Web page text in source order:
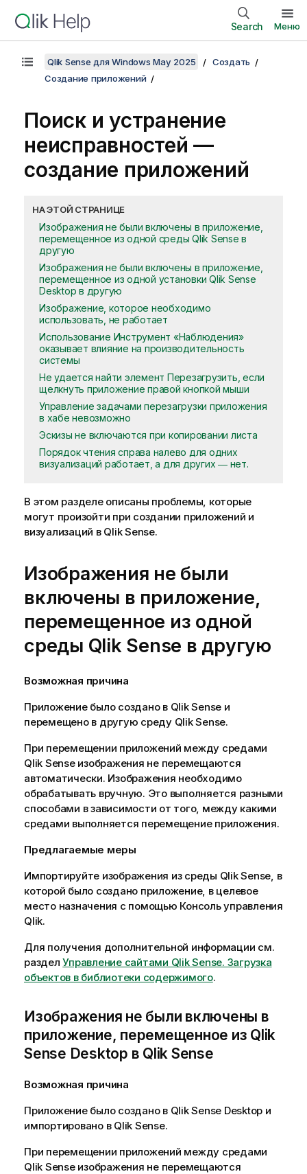
Search Меню
Qlik Sense для Windows May 2025
Создать
Создание приложений
Поиск и устранение
неисправностей —
создание приложений
НА ЭТОЙ СТРАНИЦЕ
Изображения не были включены в приложение,
перемещенное из одной среды Qlik Sense в
другую
Изображения не были включены в приложение,
перемещенное из одной установки Qlik Sense
Desktop в другую
Изображение, которое необходимо
использовать, не работает
Использование Инструмент «Наблюдения»
оказывает влияние на производительность
системы
Не удается найти элемент Перезагрузить, если
щелкнуть приложение правой кнопкой мыши
Управление задачами перезагрузки приложения
в хабе невозможно
Эскизы не включаются при копировании листа
Порядок чтения справа налево для одних
визуализаций работает, а для других ― нет.
В этом разделе описаны проблемы, которые
могут произойти при создании приложений и
визуализаций в Qlik Sense.
Изображения не были
включены в приложение,
перемещенное из одной
среды Qlik Sense в другую
Возможная причина
Приложение было создано в Qlik Sense и
перемещено в другую среду Qlik Sense.
При перемещении приложений между средами
Qlik Senseизображения не перемещаются
автоматически. Изображения необходимо
обрабатывать вручную. Это выполняется разными
способами в зависимости от того, между какими
средами выполняется перемещение приложения.
Предлагаемые меры
Импортируйте изображения из среды Qlik Sense , в
которой было создано приложение, в целевое
место назначения с помощью Консоль управления
Qlik.
Для получения дополнительной информации см.
разделУправление сайтами Qlik Sense. Загрузка
объектов в библиотеки содержимого.
Изображения не были включены в
приложение, перемещенное из Qlik
Sense Desktop в Qlik Sense
Возможная причина
Приложение было создано в Qlik Sense Desktop и
импортировано в Qlik Sense.
При перемещении приложений между средами
Qlik Senseизображения не перемещаются